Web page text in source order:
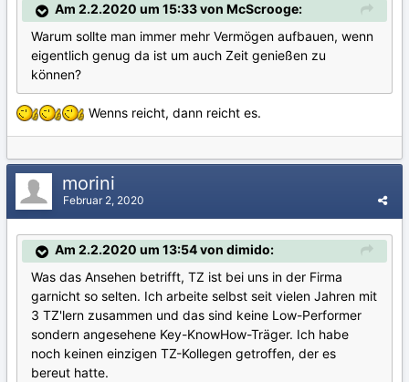
Am 2.2.2020 um 15:33 von McScrooge:
Warum sollte man immer mehr Vermögen aufbauen, wenn
eigentlich genug da ist um auch Zeit genießen zu
können?
Wenns reicht, dann reicht es.
morini
Februar 2, 2020
Am 2.2.2020 um 13:54 von dimido:
Was das Ansehen betrifft, TZ ist bei uns in der Firma
garnicht so selten. Ich arbeite selbst seit vielen Jahren mit
3 TZ'lern zusammen und das sind keine Low-Performer
sondern angesehene Key-KnowHow-Träger. Ich habe
noch keinen einzigen TZ-Kollegen getroffen, der es
bereut hatte.